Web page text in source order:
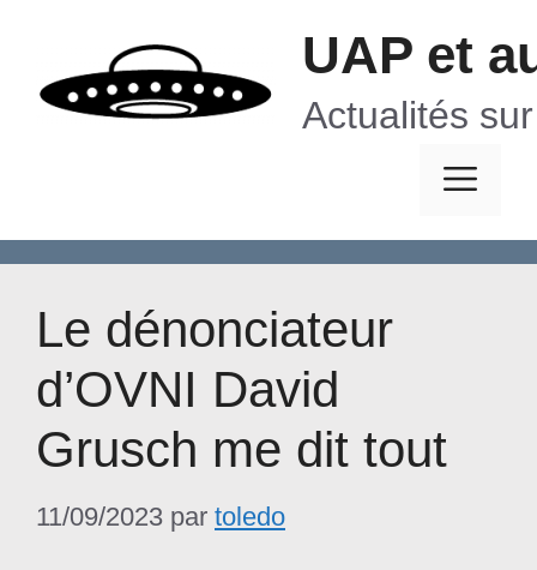
contenu
UAP et
Actualités
Le dénonciateur
d’OVNI David
Grusch me dit tout
11/09/2023 par toledo